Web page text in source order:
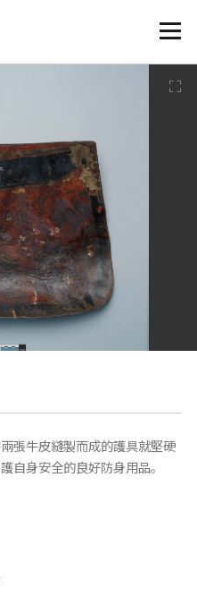
張牛皮縫製而成的護具就堅硬
自身安全的良好防身用品。